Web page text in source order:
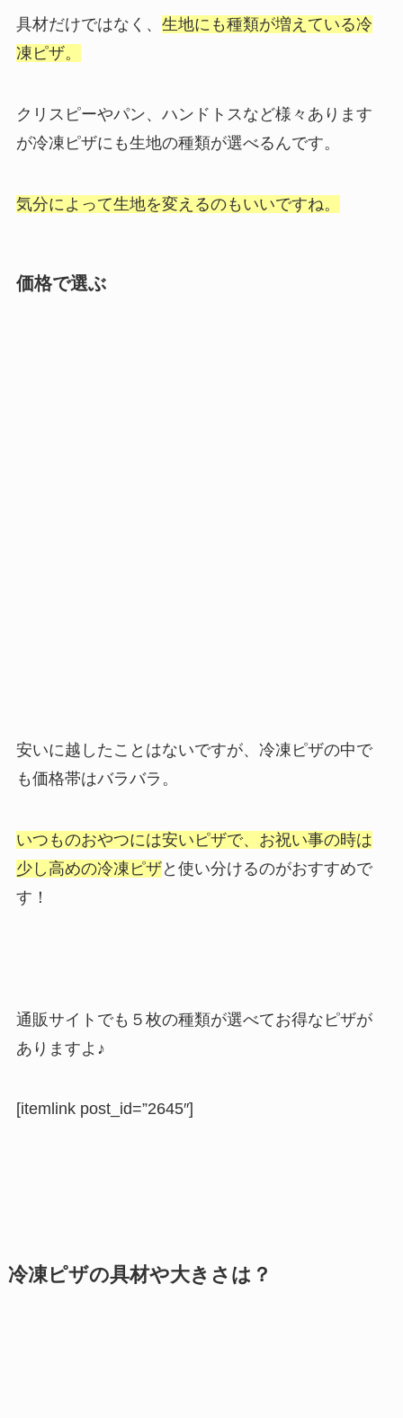
具材だけではなく、 生地にも種類が増えている冷
凍ピザ。
クリスピーやパン、ハンドトスなど様々あります
が冷凍ピザにも生地の種類が選べるんです。
気分によって生地を変えるのもいいですね。
価格で選ぶ
安いに越したことはないですが、冷凍ピザの中で
も価格帯はバラバラ。
いつものおやつには安いピザで、お祝い事の時は
少し高めの冷凍ピザと使い分けるのがおすすめで
す！
通販サイトでも５枚の種類が選べてお得なピザが
ありますよ♪
[itemlink post_id=”2645″]
冷凍ピザの具材や大きさは？